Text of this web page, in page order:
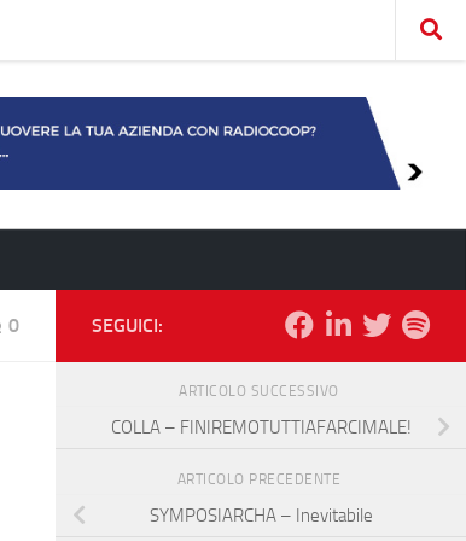
0 SEGUICI:
ARTICOLO SUCCESSIVO
COLLA – FINIREMOTUTTIAFARCIMALE!
ARTICOLO PRECEDENTE
SYMPOSIARCHA – Inevitabile